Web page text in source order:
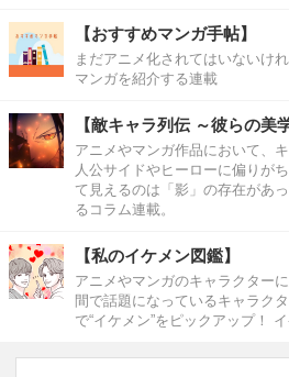
【おすすめマンガ手帖】
まだアニメ化されてはいないけ
マンガを紹介する連載
【敵キャラ列伝 ～彼らの美
アニメやマンガ作品において、
人公サイドやヒーローに偏りが
て見えるのは「影」の存在があ
るコラム連載。
【私のイケメン図鑑】
アニメやマンガのキャラクター
間で話題になっているキャラク
で“イケメン”をピックアップ！